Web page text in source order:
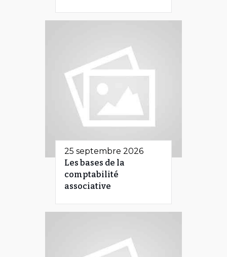
25 septembre 2026
Les bases de la
comptabilité
associative